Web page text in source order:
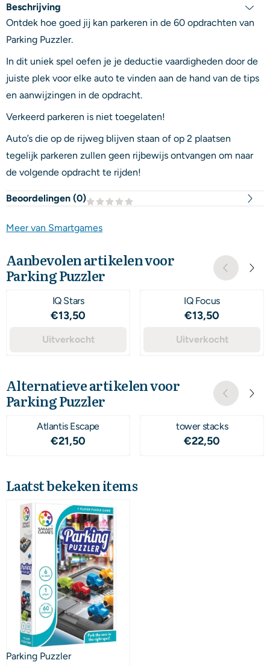
Beschrijving
Ontdek hoe goed jij kan parkeren in de 60 opdrachten van
Parking Puzzler.
In dit uniek spel oefen je je deductie vaardigheden door de
juiste plek voor elke auto te vinden aan de hand van de tips
en aanwijzingen in de opdracht.
Verkeerd parkeren is niet toegelaten!
Auto’s die op de rijweg blijven staan of op 2 plaatsen
tegelijk parkeren zullen geen rijbewijs ontvangen om naar
de volgende opdracht te rijden!
Beoordelingen (0)
Meer van Smartgames
Aanbevolen artikelen voor
Parking Puzzler
IQ Stars
Prijs: 13,50
€13,50
Uitverkocht
IQ Focus
Prijs: 13,50
€13,50
Uitverkocht
Alternatieve artikelen voor
Parking Puzzler
Atlantis Escape
Prijs: 21,50
€21,50
tower stacks
Prijs: 22,50
€22,50
Laatst bekeken items
Parking Puzzler